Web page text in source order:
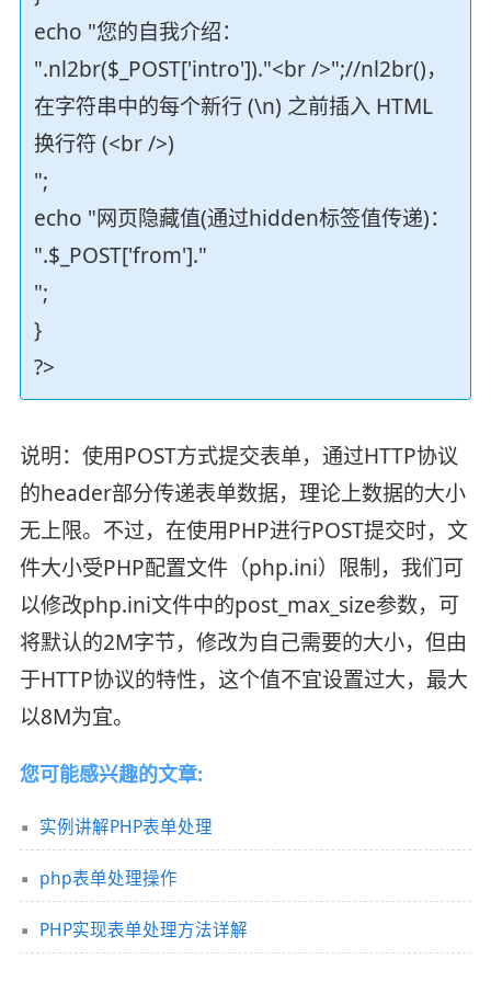
echo "您的自我介绍：
".nl2br($_POST['intro'])."<br />";//nl2br()，
在字符串中的每个新行 (\n) 之前插入 HTML
换行符 (<br />)
";
echo "网页隐藏值(通过hidden标签值传递)：
".$_POST['from']."
";
}
?>
说明：使用POST方式提交表单，通过HTTP协议
的header部分传递表单数据，理论上数据的大小
无上限。不过，在使用PHP进行POST提交时，文
件大小受PHP配置文件（php.ini）限制，我们可
以修改php.ini文件中的post_max_size参数，可
将默认的2M字节，修改为自己需要的大小，但由
于HTTP协议的特性，这个值不宜设置过大，最大
以8M为宜。
您可能感兴趣的文章:
实例讲解PHP表单处理
php表单处理操作
PHP实现表单处理方法详解